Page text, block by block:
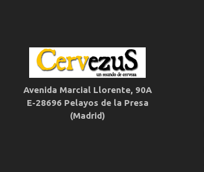
Avenida Marcial Llorente, 90A
E-28696 Pelayos de la Presa
(Madrid)